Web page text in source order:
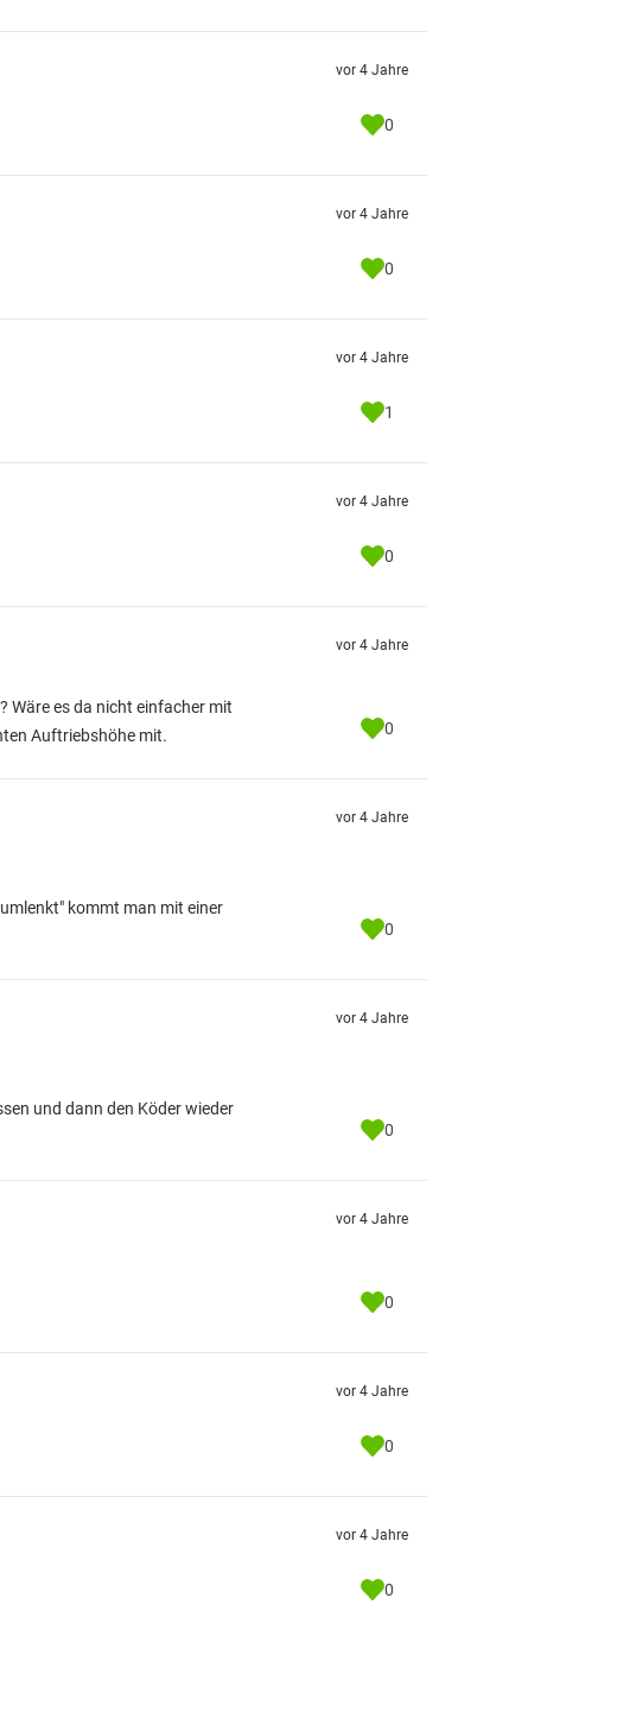
vor 4 Jahre
0
vor 4 Jahre
0
vor 4 Jahre
1
vor 4 Jahre
0
Wäre es da nicht einfacher mit
Auftriebshöhe mit.
vor 4 Jahre
0
kommt man mit einer
vor 4 Jahre
0
und dann den Köder wieder
vor 4 Jahre
0
vor 4 Jahre
0
vor 4 Jahre
0
vor 4 Jahre
0